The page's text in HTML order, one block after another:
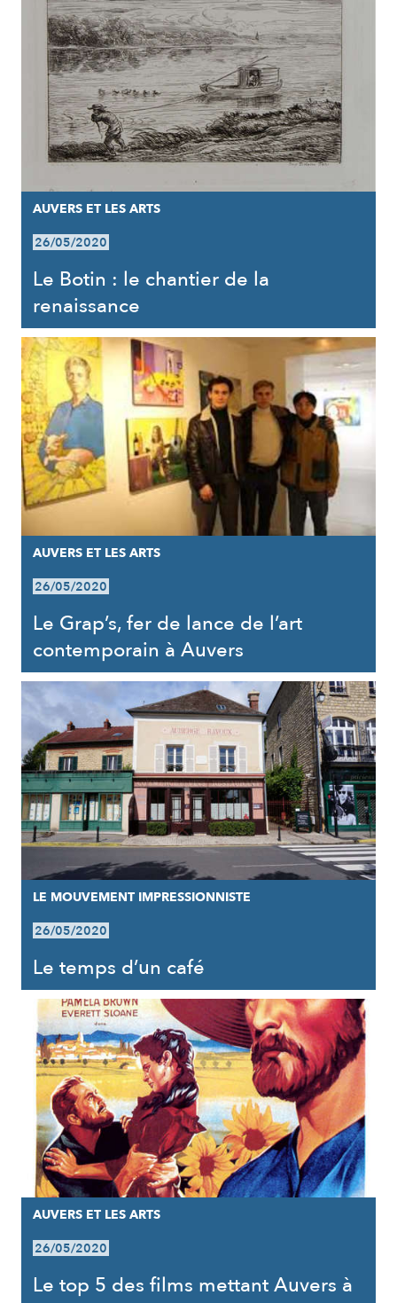
AUVERS ET LES ARTS
26/05/2020
Le Botin : le chantier de la
renaissance
AUVERS ET LES ARTS
26/05/2020
Le Grap’s, fer de lance de l’art
contemporain à Auvers
LE MOUVEMENT IMPRESSIONNISTE
26/05/2020
Le temps d’un café
AUVERS ET LES ARTS
26/05/2020
Le top 5 des films mettant Auvers à